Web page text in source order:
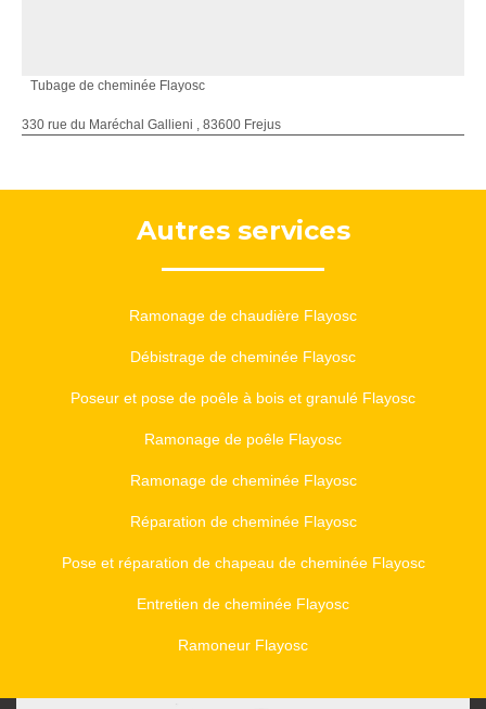
Tubage de cheminée Flayosc
330 rue du Maréchal Gallieni , 83600 Frejus
Autres services
Ramonage de chaudière Flayosc
Débistrage de cheminée Flayosc
Poseur et pose de poêle à bois et granulé Flayosc
Ramonage de poêle Flayosc
Ramonage de cheminée Flayosc
Réparation de cheminée Flayosc
Pose et réparation de chapeau de cheminée Flayosc
Entretien de cheminée Flayosc
Ramoneur Flayosc